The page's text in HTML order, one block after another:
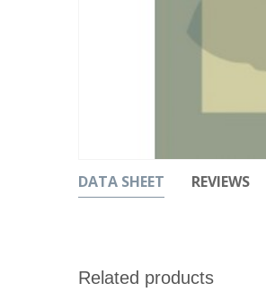
DATA SHEET REVIEWS
Related products